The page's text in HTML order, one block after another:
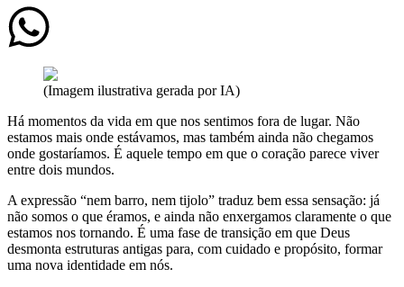
(Imagem ilustrativa gerada por IA)
Há momentos da vida em que nos sentimos fora de lugar. Não
estamos mais onde estávamos, mas também ainda não chegamos
onde gostaríamos. É aquele tempo em que o coração parece viver
entre dois mundos.
A expressão “nem barro, nem tijolo” traduz bem essa sensação: já
não somos o que éramos, e ainda não enxergamos claramente o que
estamos nos tornando. É uma fase de transição em que Deus
desmonta estruturas antigas para, com cuidado e propósito, formar
uma nova identidade em nós.